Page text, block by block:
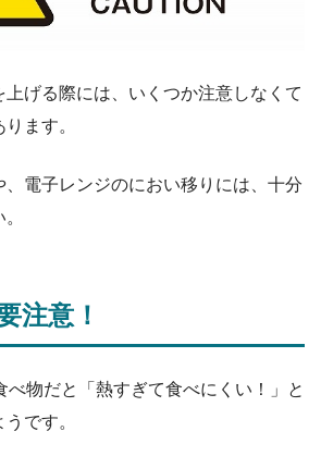
げる際には、いくつか注意しなくて
ます。
、電子レンジのにおい移りには、十分
注意！
べ物だと「熱すぎて食べにくい！」と
です。